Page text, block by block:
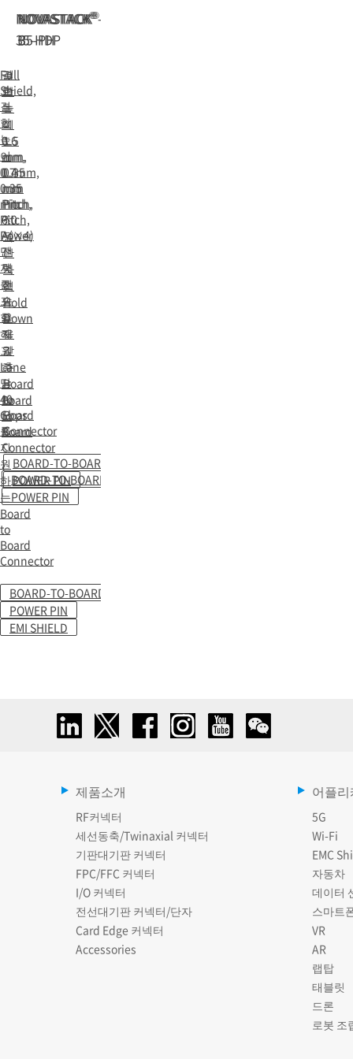
NOVASTACK®
35-HDP
Full
Shield,
결
합
높
이
0.7mm,
0.35
mm
Pitch,
Power
단
자
를
포
함
하
고
Lane
당
40
Gbps
를
지
원
하
는
Board
to
Board
Connector
BOARD-TO-BOARD
POWER PIN
EMI SHIELD
NOVASTACK®-
B
결
합
높
이
0.6
mm,
0.4
mm
Pitch,
6.0
A(×4)
전
력
전
송
을
지
원
하
는
Board
to
Board
Connector
BOARD-TO-BOARD
POWER PIN
NOVASTACK®
35-PH
결
합
높
이
1.5
mm,
0.35
mm
Pitch,
전
원
단
자
겸
Hold
Down
을
갖
춘
Board
to
Board
Connector
BOARD-TO-BOARD
POWER PIN
제품소개
RF커넥터
세선동축/Twinaxial 커넥터
기판대기판 커넥터
FPC/FFC 커넥터
I/O 커넥터
전선대기판 커넥터/단자
Card Edge 커넥터
Accessories
어플
5G
Wi-Fi
EMC
자동차
데이터
스마트
VR
AR
랩탑
태블릿
드론
로봇 조